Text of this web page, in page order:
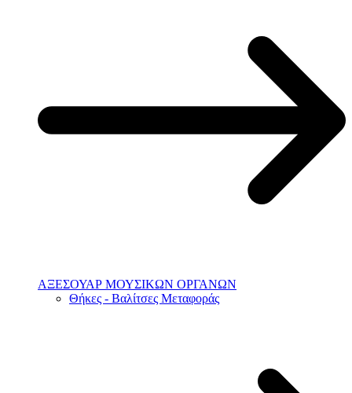
ΑΞΕΣΟΥΑΡ ΜΟΥΣΙΚΩΝ ΟΡΓΑΝΩΝ
Θήκες - Βαλίτσες Μεταφοράς